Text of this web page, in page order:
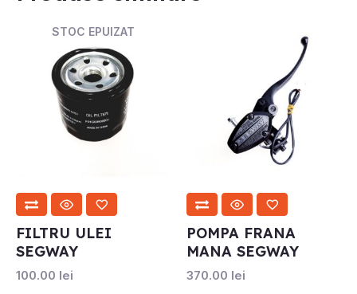
STOC EPUIZAT
FILTRU ULEI
SEGWAY
100.00 lei
POMPA FRANA
MANA SEGWAY
370.00 lei